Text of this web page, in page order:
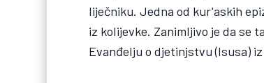
liječniku. Jedna od kur'askih
iz kolijevke. Zanimljivo je da se
Evanđelju o djetinjstvu (Isusa)